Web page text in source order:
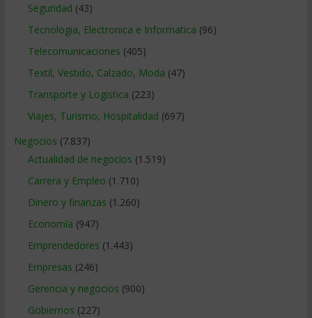
Seguridad (43)
Tecnologia, Electronica e Informatica (96)
Telecomunicaciones (405)
Textil, Vestido, Calzado, Moda (47)
Transporte y Logistica (223)
Viajes, Turismo, Hospitalidad (697)
Negocios (7.837)
Actualidad de negocios (1.519)
Carrera y Empleo (1.710)
Dinero y finanzas (1.260)
Economía (947)
Emprendedores (1.443)
Empresas (246)
Gerencia y negocios (900)
Gobiernos (227)